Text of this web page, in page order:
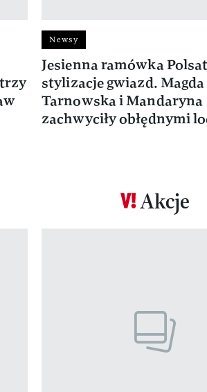
Newsy
Jesienna ramówka
stylizacje gwiazd. Magda
Tarnowska i Mandaryna
zachwyciły obłędnymi
Akcje